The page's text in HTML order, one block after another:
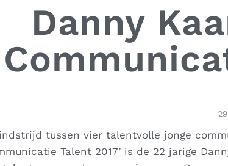
Danny
tussen vier talentvolle jonge
Talent 2017’ is de 22 jarige